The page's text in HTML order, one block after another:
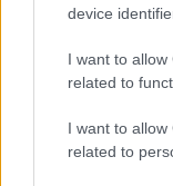
device
I want to
related to
I want to
related to
As entrevistas de
têm de ser muito
– têm de fazer a
entrevistado e